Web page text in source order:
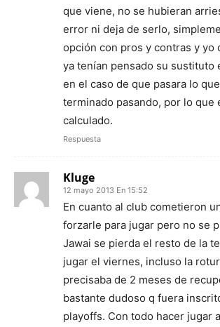
que viene, no se hubieran
error ni deja de serlo,
opción con pros y contras y yo
ya tenían pensado su sustituto
en el caso de que pasara lo
terminado pasando, por lo que
calculado.
Respuesta
Kluge
12 mayo 2013 En 15:52
En cuanto al club cometieron
forzarle para jugar pero no se
Jawai se pierda el resto de la
jugar el viernes, incluso la
precisaba de 2 meses de
bastante dudoso q fuera
playoffs. Con todo hacer jugar